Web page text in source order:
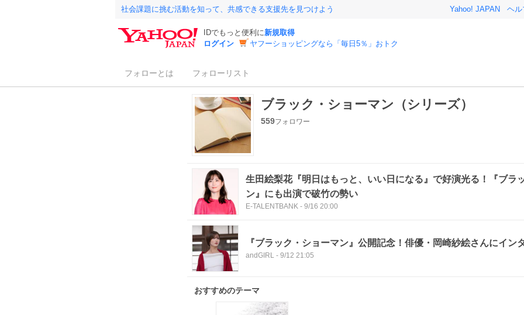
社会課題に挑む活動を知って、共感できる支援先を見つけよう Yahoo! JAPAN ヘル
IDでもっと便利に新規取得
ログイン
ヤフーショッピングなら「毎日5％」おトク
フォローとは フォローリスト
ブラック・ショーマン（シリーズ）
559フォロワー
生田絵梨花『明日はもっと、いい日になる』で好演光る！『ブラ
ン』にも出演で破竹の勢い
E-TALENTBANK - 9/16 20:00
『ブラック・ショーマン』公開記念！俳優・岡崎紗絵さんにイン
andGIRL - 9/12 21:05
おすすめのテーマ